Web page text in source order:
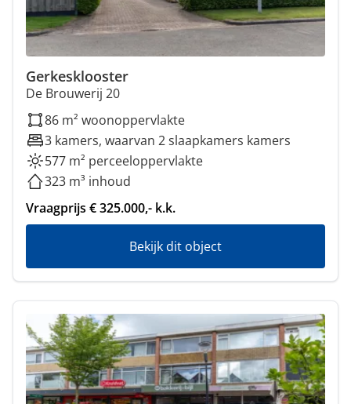
Gerkesklooster
De Brouwerij 20
86 m² woonoppervlakte
3 kamers, waarvan 2 slaapkamers kamers
577 m² perceeloppervlakte
323 m³ inhoud
Vraagprijs € 325.000,- k.k.
Bekijk dit object